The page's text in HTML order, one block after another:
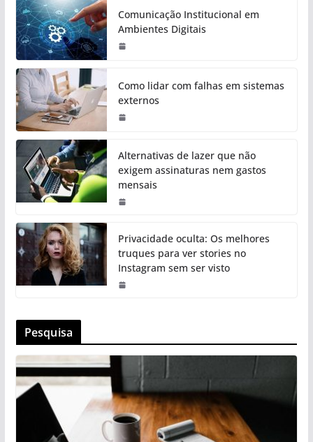
Comunicação Institucional em
Ambientes Digitais
Como lidar com falhas em sistemas
externos
Alternativas de lazer que não
exigem assinaturas nem gastos
mensais
Privacidade oculta: Os melhores
truques para ver stories no
Instagram sem ser visto
Pesquisa